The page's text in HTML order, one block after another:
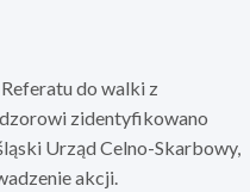
do walki z
zidentyfikowano
Urząd Celno-Skarbowy,
akcji.